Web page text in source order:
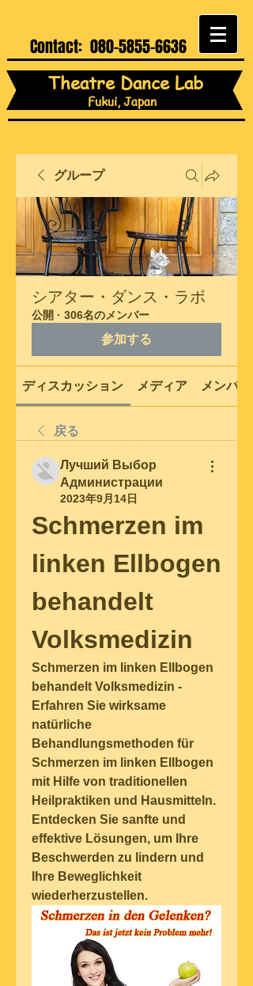
Contact: 080-5855-6636
Theatre Dance Lab
Fukui, Japan
グループ
シアター・ダンス・ラボ
公開 · 306名のメンバー
参加する
ディスカッション メディア メンバー
戻る
Лучший Выбор
Администрации
2023年9月14日
Schmerzen im
linken Ellbogen
behandelt
Volksmedizin
Schmerzen im linken Ellbogen
behandelt Volksmedizin -
Erfahren Sie wirksame
natürliche
Behandlungsmethoden für
Schmerzen im linken Ellbogen
mit Hilfe von traditionellen
Heilpraktiken und Hausmitteln.
Entdecken Sie sanfte und
effektive Lösungen, um Ihre
Beschwerden zu lindern und
Ihre Beweglichkeit
wiederherzustellen.